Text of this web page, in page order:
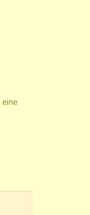
eine